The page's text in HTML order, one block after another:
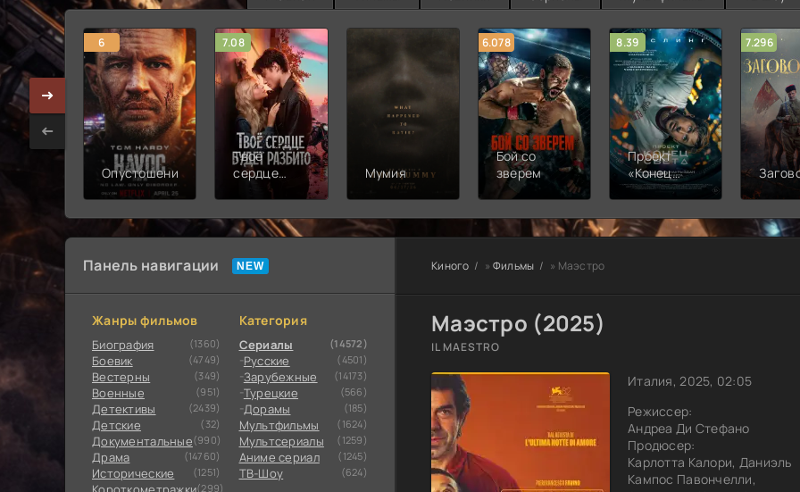
6
Опустошение
7.08
Твоё
сердце
Мумия
6.078
Бой со
зверем
8.39
Проект
«Конец
света»
7.296
Панель навигации
Жанры фильмов
Биография (1360)
Боевик (4749)
Вестерны (349)
Военные (951)
Детективы (2439)
Детские (32)
Документальные(990)
Драма (14760)
Исторические (1251)
(299)
Категория
Сериалы (14572)
Русские (4501)
Зарубежные (14173)
Турецкие (566)
Дорамы (185)
Мультфильмы (1624)
Мультсериалы (1259)
Аниме сериал (1245)
ТВ-Шоу (624)
Киного » Фильмы » Маэстро
Маэстро (2025)
IL MAESTRO
Италия, 2025, 02:05
Режиссер:
Андреа Ди Стефано
Продюсер:
Карлотта Калори, Даниэль
Кампос Павончелли,